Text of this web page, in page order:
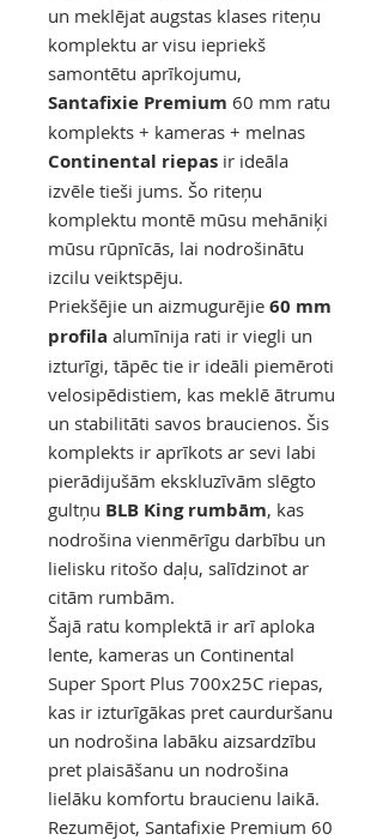
un meklējat augstas klases riteņu
komplektu ar visu iepriekš
samontētu aprīkojumu,
Santafixie Premium 60 mm ratu
komplekts + kameras + melnas
Continental riepas ir ideāla
izvēle tieši jums. Šo riteņu
komplektu montē mūsu mehāniķi
mūsu rūpnīcās, lai nodrošinātu
izcilu veiktspēju.
Priekšējie un aizmugurējie 60 mm
profila alumīnija rati ir viegli un
izturīgi, tāpēc tie ir ideāli piemēroti
velosipēdistiem, kas meklē ātrumu
un stabilitāti savos braucienos. Šis
komplekts ir aprīkots ar sevi labi
pierādijušām ekskluzīvām slēgto
gultņu BLB King rumbām, kas
nodrošina vienmērīgu darbību un
lielisku ritošo daļu, salīdzinot ar
citām rumbām.
Šajā ratu komplektā ir arī aploka
lente, kameras un Continental
Super Sport Plus 700x25C riepas,
kas ir izturīgākas pret caurduršanu
un nodrošina labāku aizsardzību
pret plaisāšanu un nodrošina
lielāku komfortu braucienu laikā.
Rezumējot, Santafixie Premium 60